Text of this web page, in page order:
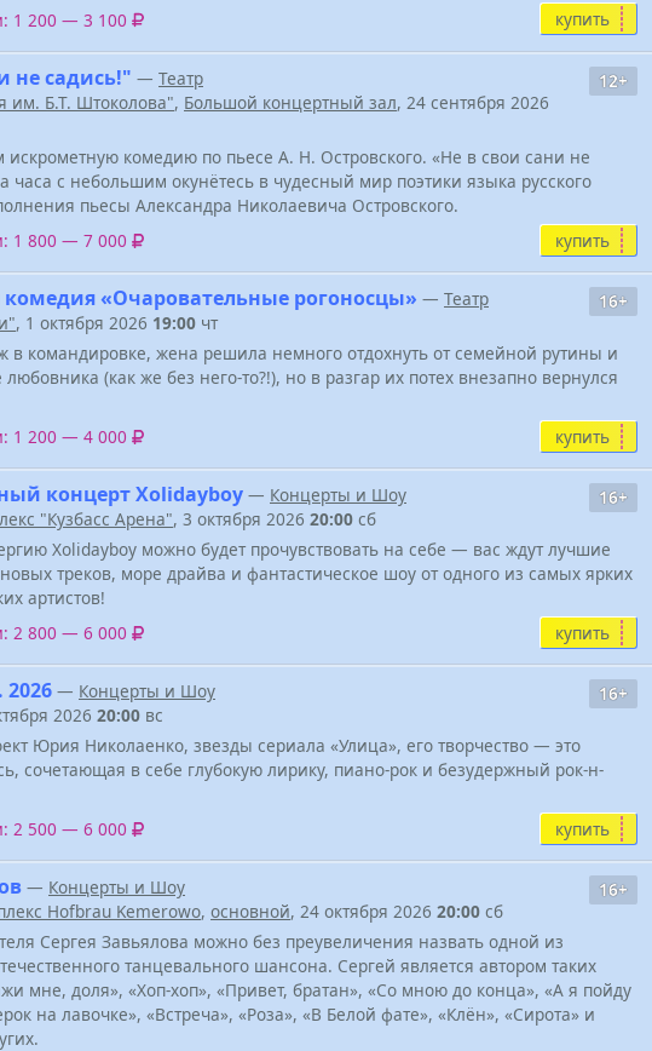
1 200 — 3 100
купить
12+
не садись!" — Театр
им. Б.Т. Штоколова", Большой концертный зал, 24 сентября 2026
искрометную комедию по пьесе А. Н. Островского. «Не в свои сани не
часа с небольшим окунётесь в чудесный мир поэтики языка русского
пьесы Александра Николаевича Островского.
1 800 — 7 000
купить
16+
«Очаровательные рогоносцы» — Театр
, 1 октября 2026 19:00 чт
в командировке, жена решила немного отдохнуть от семейной рутины и
любовника (как же без него-то?!), но в разгар их потех внезапно вернулся
1 200 — 4 000
купить
16+
концерт Xolidayboy — Концерты и Шоу
"Кузбасс Арена", 3 октября 2026 20:00 сб
Xolidayboy можно будет прочувствовать на себе — вас ждут лучшие
треков, море драйва и фантастическое шоу от одного из самых ярких
артистов!
2 800 — 6 000
купить
16+
— Концерты и Шоу
2026 20:00 вс
Юрия Николаенко, звезды сериала «Улица», его творчество — это
сочетающая в себе глубокую лирику, пиано-рок и безудержный рок-н-
2 500 — 6 000
купить
16+
— Концерты и Шоу
Hofbrau Kemerowo, основной, 24 октября 2026 20:00 сб
Сергея Завьялова можно без преувеличения назвать одной из
танцевального шансона. Сергей является автором таких
мне, доля», «Хоп-хоп», «Привет, братан», «Со мною до конца», «А я пойду
на лавочке», «Встреча», «Роза», «В Белой фате», «Клён», «Сирота» и